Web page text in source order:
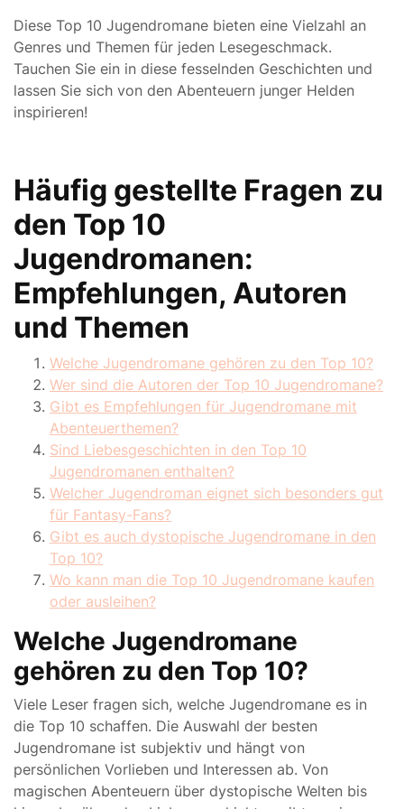
Diese Top 10 Jugendromane bieten eine Vielzahl an
Genres und Themen für jeden Lesegeschmack.
Tauchen Sie ein in diese fesselnden Geschichten und
lassen Sie sich von den Abenteuern junger Helden
inspirieren!
Häufig gestellte Fragen zu
den Top 10
Jugendromanen:
Empfehlungen, Autoren
und Themen
Welche Jugendromane gehören zu den Top 10?
Wer sind die Autoren der Top 10 Jugendromane?
Gibt es Empfehlungen für Jugendromane mit
Abenteuerthemen?
Sind Liebesgeschichten in den Top 10
Jugendromanen enthalten?
Welcher Jugendroman eignet sich besonders gut
für Fantasy-Fans?
Gibt es auch dystopische Jugendromane in den
Top 10?
Wo kann man die Top 10 Jugendromane kaufen
oder ausleihen?
Welche Jugendromane
gehören zu den Top 10?
Viele Leser fragen sich, welche Jugendromane es in
die Top 10 schaffen. Die Auswahl der besten
Jugendromane ist subjektiv und hängt von
persönlichen Vorlieben und Interessen ab. Von
magischen Abenteuern über dystopische Welten bis